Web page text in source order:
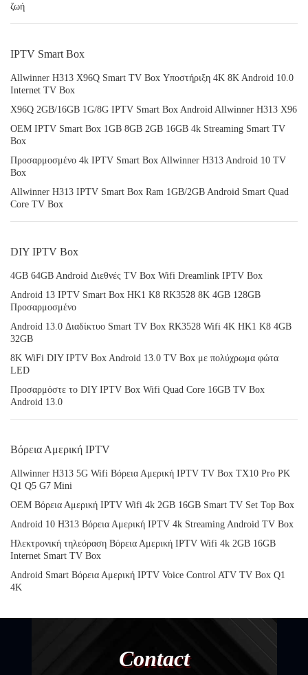
ζωή
IPTV Smart Box
Allwinner H313 X96Q Smart TV Box Υποστήριξη 4K 8K Android 10.0
Internet TV Box
X96Q 2GB/16GB 1G/8G IPTV Smart Box Android Allwinner H313 X96
OEM IPTV Smart Box 1GB 8GB 2GB 16GB 4k Streaming Smart TV
Box
Προσαρμοσμένο 4k IPTV Smart Box Allwinner H313 Android 10 TV
Box
Allwinner H313 IPTV Smart Box Ram 1GB/2GB Android Smart Quad
Core TV Box
DIY IPTV Box
4GB 64GB Android Διεθνές TV Box Wifi Dreamlink IPTV Box
Android 13 IPTV Smart Box HK1 K8 RK3528 8K 4GB 128GB
Προσαρμοσμένο
Android 13.0 Διαδίκτυο Smart TV Box RK3528 Wifi 4K HK1 K8 4GB
32GB
8K WiFi DIY IPTV Box Android 13.0 TV Box με πολύχρωμα φώτα
LED
Προσαρμόστε το DIY IPTV Box Wifi Quad Core 16GB TV Box
Android 13.0
Βόρεια Αμερική IPTV
Allwinner H313 5G Wifi Βόρεια Αμερική IPTV TV Box TX10 Pro PK
Q1 Q5 G7 Mini
OEM Βόρεια Αμερική IPTV Wifi 4k 2GB 16GB Smart TV Set Top Box
Android 10 H313 Βόρεια Αμερική IPTV 4k Streaming Android TV Box
Ηλεκτρονική τηλεόραση Βόρεια Αμερική IPTV Wifi 4k 2GB 16GB
Internet Smart TV Box
Android Smart Βόρεια Αμερική IPTV Voice Control ATV TV Box Q1
4K
Contact